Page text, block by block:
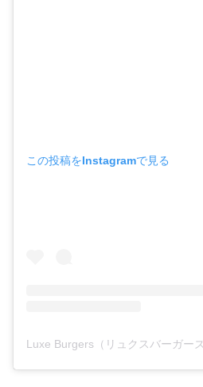
この投稿をInstagramで見る